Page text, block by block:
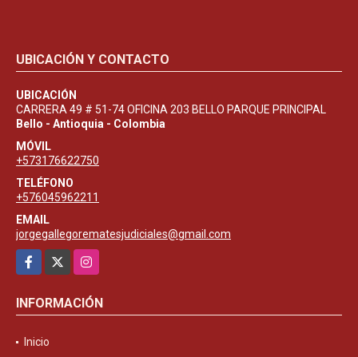
UBICACIÓN Y CONTACTO
UBICACIÓN
CARRERA 49 # 51-74 OFICINA 203 BELLO PARQUE PRINCIPAL
Bello - Antioquia - Colombia
MÓVIL
+573176622750
TELÉFONO
+576045962211
EMAIL
jorgegallegorematesjudiciales@gmail.com
Facebook
Instagram
INFORMACIÓN
Inicio